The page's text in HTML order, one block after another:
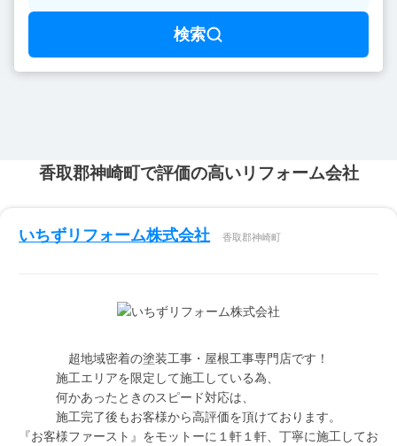
検索
香取郡神崎町で評価の高いリフォーム会社
いちずリフォーム株式会社 香取郡神崎町
超地域密着の塗装工事・屋根工事専門店です！
施工エリアを限定して施工している為、
何かあったときのスピード対応は、
施工完了後もお客様から高評価を頂けております。
『お客様ファースト』をモットーに１軒１軒、丁寧に施工してお